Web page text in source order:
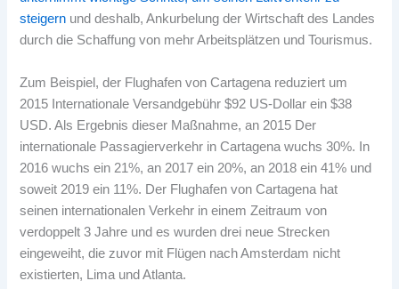
steigern und deshalb, Ankurbelung der Wirtschaft des Landes
durch die Schaffung von mehr Arbeitsplätzen und Tourismus.
Zum Beispiel, der Flughafen von Cartagena reduziert um
2015 Internationale Versandgebühr $92 US-Dollar ein $38
USD. Als Ergebnis dieser Maßnahme, an 2015 Der
internationale Passagierverkehr in Cartagena wuchs 30%. In
2016 wuchs ein 21%, an 2017 ein 20%, an 2018 ein 41% und
soweit 2019 ein 11%. Der Flughafen von Cartagena hat
seinen internationalen Verkehr in einem Zeitraum von
verdoppelt 3 Jahre und es wurden drei neue Strecken
eingeweiht, die zuvor mit Flügen nach Amsterdam nicht
existierten, Lima und Atlanta.